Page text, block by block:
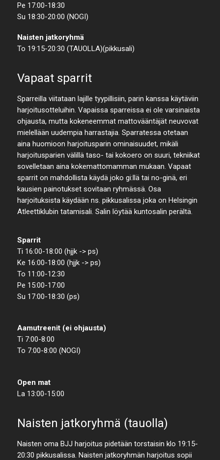
Pe 17:00-18:30
Su 18:30-20:00 (NOGI)
Naisten jatkoryhmä
To 19:15-20:30 (TAUOLLA)(pikkusali)
Vapaat sparrit
Sparreilla viitataan lajille tyypillisiin, parin kanssa käytäviin
harjoitusotteluihin. Vapaissa sparreissa ei ole varsinaista
ohjausta, mutta kokeneemmat mattovääntäjät neuvovat
mielellään uudempia harrastajia. Sparratessa otetaan
aina huomioon harjoitusparin ominaisuudet, mikäli
harjoitusparien välillä taso- tai kokoero on suuri, tekniikat
sovelletaan aina kokemattomamman mukaan. Vapaat
sparrit on mahdollista käydä joko gi:llä tai no-ginä, eri
kausien painotukset sovitaan ryhmässä. Osa
harjoituksista käydään ns. pikkusalissa joka on Helsingin
Atleettiklubin tatamisali. Salin löytää kuntosalin perältä.
Sparrit
Ti 16:00-18:00 (hjjk -> ps)
Ke 16:00-18:00 (hjjk -> ps)
To 11:00-12:30
Pe 15:00-17:00
Su 17:00-18:30 (ps)
Aamutreenit (ei ohjausta)
Ti 7:00-8:00
To 7:00-8:00 (NOGI)
Open mat
La 13:00-15:00
Naisten jatkoryhmä (tauolla)
Naisten oma BJJ harjoitus pidetään torstaisin klo 19:15-
20:30 pikkusalissa. Naisten jatkoryhmän harjoitus sopii